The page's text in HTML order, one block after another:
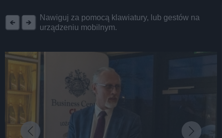
Nawiguj za pomocą klawiatury, lub gestów na
urządzeniu mobilnym.